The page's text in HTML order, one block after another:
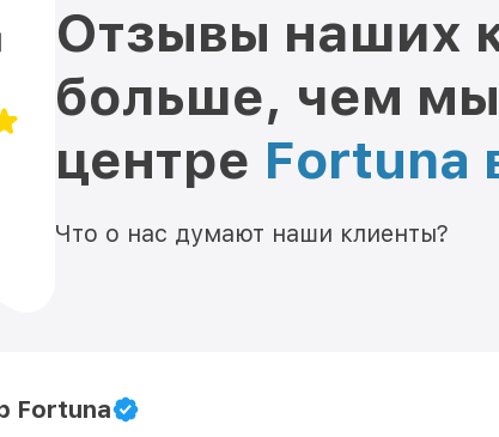
Отзывы наших
больше, чем
центре Fortuna
Что о нас думают наши клиенты?
Fortuna